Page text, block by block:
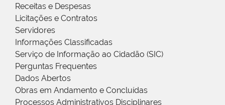
Receitas e Despesas
Licitações e Contratos
Servidores
Informações Classificadas
Serviço de Informação ao Cidadão (SIC)
Perguntas Frequentes
Dados Abertos
Obras em Andamento e Concluídas
Processos Administrativos Disciplinares